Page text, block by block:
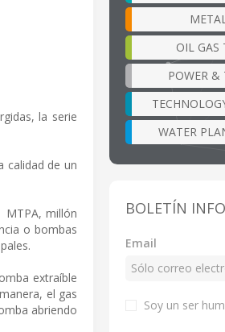
la serie
calidad de un
MTPA, millón
o bombas
extraíble
el gas
abriendo
OIL GAS
POWER &
WATER
BOLETÍN
Email
Soy un ser